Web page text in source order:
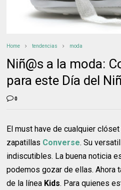
Home tendencias moda
Niñ@s a la moda:
para este Día del
0
El must have de cualquier
zapatillas Converse. Su
indiscutibles. La buena noticia
podemos gozar de ellas. Ahora
de la línea Kids. Para quienes